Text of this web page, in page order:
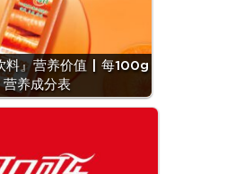
料』营养价值 | 每100g
营养成分表